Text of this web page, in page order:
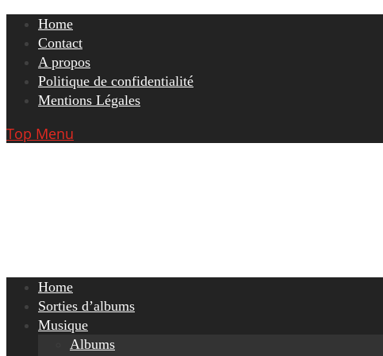
Skip
content
Home
Contact
A propos
Politique de confidentialité
Mentions Légales
Top Menu
Home
Sorties d’albums
Musique
Albums